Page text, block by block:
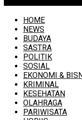
HOME
NEWS
BUDAYA
SASTRA
POLITIK
SOSIAL
EKONOMI &
KRIMINAL
KESEHATAN
OLAHRAGA
PARIWISATA